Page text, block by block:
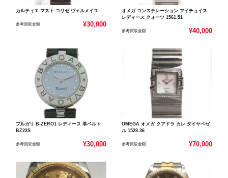
カルティエ マスト コリゼ ヴェルメイユ
参考買取金額 ¥30,000
オメガ コンステレーション マイチョイス
レディース クォーツ 1561.51
参考買取金額 ¥40,000
ブルガリ B-ZERO1 レディース 革ベルト
BZ22S
参考買取金額 ¥30,000
OMEGA オメガ クアドラ カレ ダイヤベゼ
ル 1528.36
参考買取金額 ¥70,000